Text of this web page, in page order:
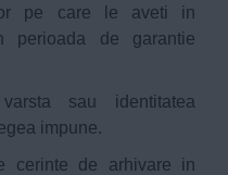
pe care le aveti in
perioada de garantie
sau identitatea
impune.
de arhivare in